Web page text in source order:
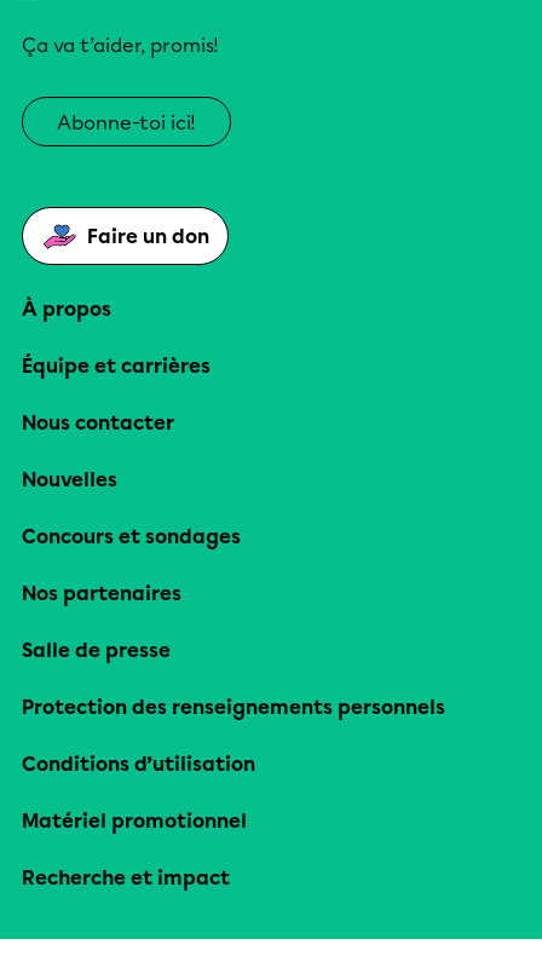
Ça va t’aider, promis!
Abonne-toi ici!
Faire un don
À propos
Équipe et carrières
Nous contacter
Nouvelles
Concours et sondages
Nos partenaires
Salle de presse
Protection des renseignements personnels
Conditions d’utilisation
Matériel promotionnel
Recherche et impact